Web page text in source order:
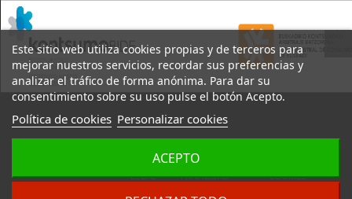
Este sitio web utiliza cookies propias y de terceros para
mejorar nuestros servicios, recordar sus preferencias y
analizar el tráfico de forma anónima. Para dar su
consentimiento sobre su uso pulse el botón Acepto.
Política de cookies Personalizar cookies
ACEPTO
DESARROLLO:IZARNET
AVISO
LEGAL
POLÍTICA DE
PRIVACIDAD
COOKIES